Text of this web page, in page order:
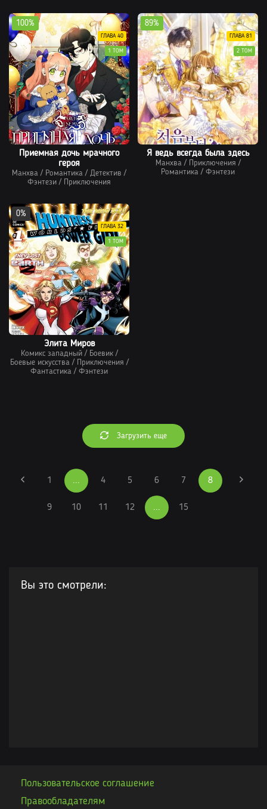
Приемная дочь мрачного
героя
Манхва / Романтика / Детектив /
Фэнтези / Приключения
100%
ГЛАВА 40
1 ТОМ
Я ведь всегда была здесь
Манхва/ Приключения /
Романтика / Фэнтези
89%
ГЛАВА 81
2 ТОМ
Элита Миров
Комикс западный/ Боевик/
Боевые искусства/ Приключения /
Фантастика / Фэнтези
0%
ГЛАВА 32
1 ТОМ
Загрузить еще
1 ... 4 5 6 7 8
9 10 11 12 ... 15
Вы это смотрели:
Пользовательское соглашение
Правообладателям